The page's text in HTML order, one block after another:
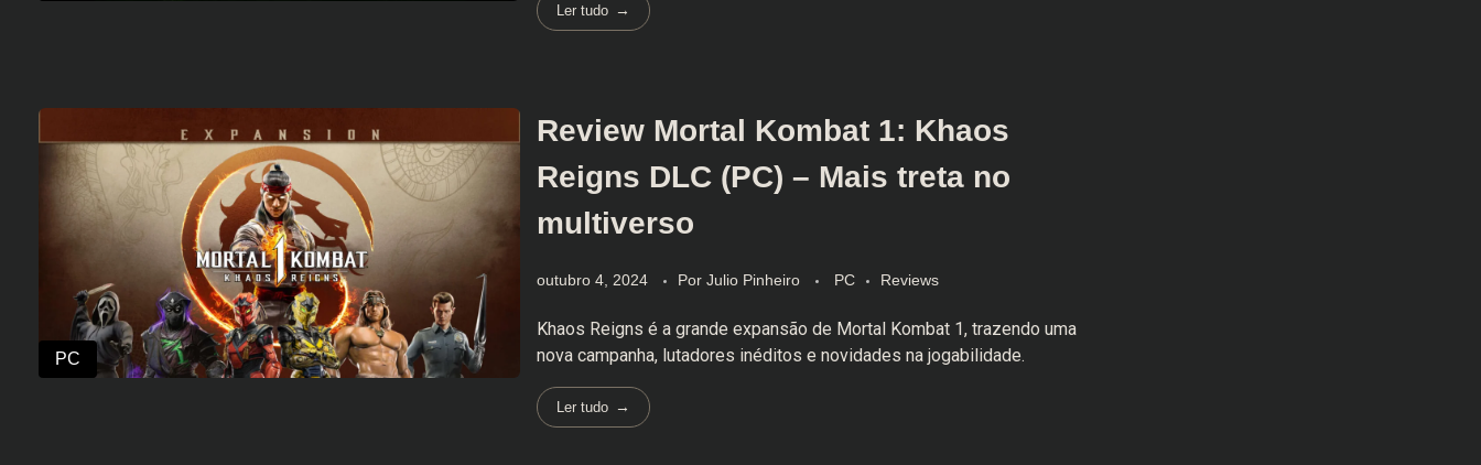
Ler tudo
Review Mortal Kombat 1: Khaos
Reigns DLC (PC) – Mais treta no
multiverso
outubro 4, 2024 Por Julio Pinheiro PC Reviews
Khaos Reigns é a grande expansão de Mortal Kombat 1, trazendo uma
nova campanha, lutadores inéditos e novidades na jogabilidade.
Ler tudo